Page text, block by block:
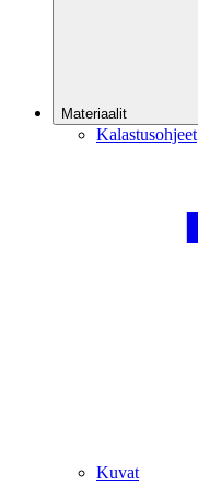
Materiaalit
Kalastusohjeet
Kuvat